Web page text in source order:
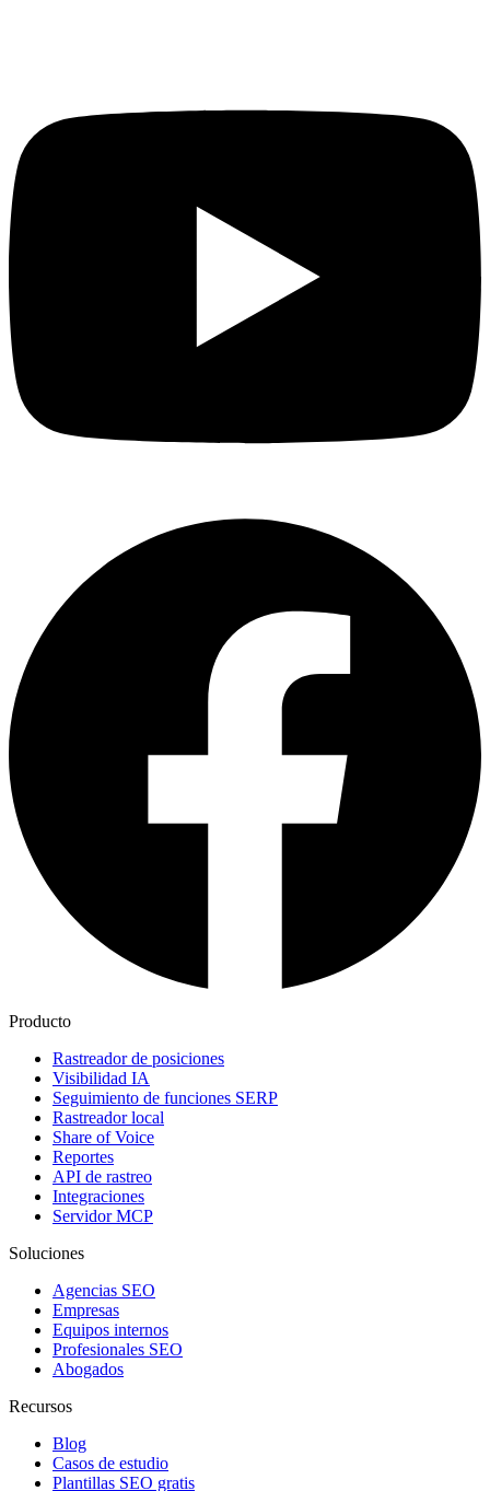
Producto
Rastreador de posiciones
Visibilidad IA
Seguimiento de funciones SERP
Rastreador local
Share of Voice
Reportes
API de rastreo
Integraciones
Servidor MCP
Soluciones
Agencias SEO
Empresas
Equipos internos
Profesionales SEO
Abogados
Recursos
Blog
Casos de estudio
Plantillas SEO gratis